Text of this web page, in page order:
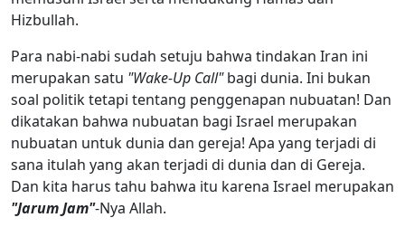
Hizbullah.
Para nabi-nabi sudah setuju bahwa tindakan Iran ini
merupakan satu "Wake-Up Call"bagi dunia. Ini bukan
soal politik tetapi tentang penggenapan nubuatan! Dan
dikatakan bahwa nubuatan bagi Israel merupakan
nubuatan untuk dunia dan gereja! Apa yang terjadi di
sana itulah yang akan terjadi di dunia dan di Gereja.
Dan kita harus tahu bahwa itu karena Israel merupakan
"Jarum Jam"-Nya Allah.